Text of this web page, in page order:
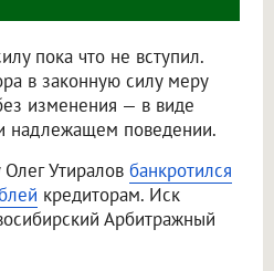
пока что не вступил.
в законную силу меру
изменения — в виде
надлежащем поведении.
Утиралов банкротился
кредиторам. Иск
Арбитражный